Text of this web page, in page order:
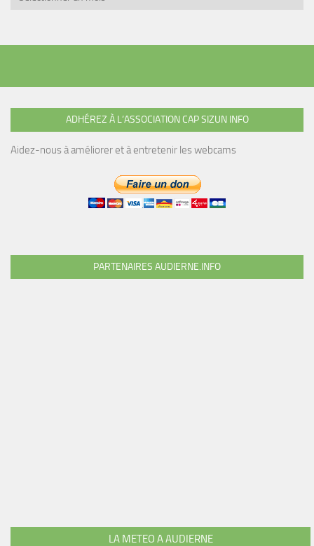
ADHÉREZ À L’ASSOCIATION CAP SIZUN INFO
Aidez-nous à améliorer et à entretenir les webcams
PARTENAIRES AUDIERNE.INFO
LA METEO A AUDIERNE